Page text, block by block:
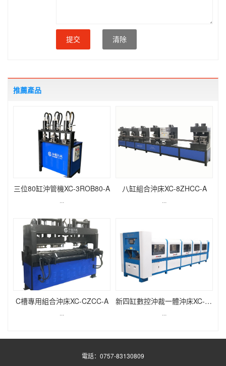
提交 清除
推薦產品
三位80缸沖管機XC-3ROB80-A
...
八缸組合沖床XC-8ZHCC-A
...
C槽專用組合沖床XC-CZCC-A
...
新四缸數控沖裁一體沖床XC-SKDQ125-B
...
電話：0757-83130809